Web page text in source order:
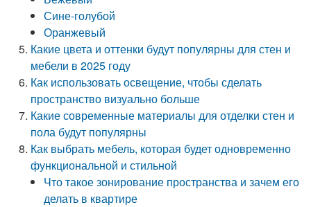
Сине-голубой
Оранжевый
Какие цвета и оттенки будут популярны для стен и
мебели в 2025 году
Как использовать освещение, чтобы сделать
пространство визуально больше
Какие современные материалы для отделки стен и
пола будут популярны
Как выбрать мебель, которая будет одновременно
функциональной и стильной
Что такое зонирование пространства и зачем его
делать в квартире